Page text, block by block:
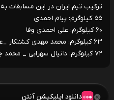
ترکیب تیم ایران در این مسابقات
۵۵ کیلوگرم: پیام احمدی
۶۰ کیلوگرم: علی احمدی وفا
۶۳ کیلوگرم: محمد مهدی کشتکار _عرفان جرکنی
۷۲ کیلوگرم: دانیال سهرابی _ محمد جواد رضایی
دانلود اپلیکیشن آنتن